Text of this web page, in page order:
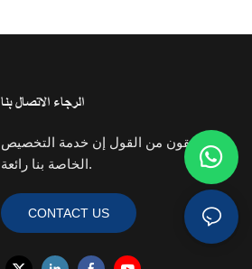
الرجاء الاتصال بنا
نحن واثقون من القول إن خدمة التخصيص
الخاصة بنا رائعة.
CONTACT US